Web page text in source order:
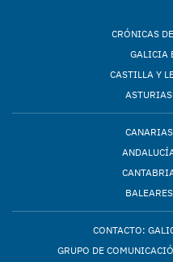
CRÓNICAS
GALICIA
CASTILLA Y
CONTACTO:
GRUPO DE